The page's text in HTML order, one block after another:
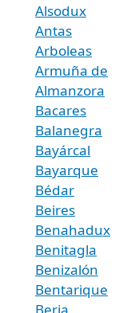
Alsodux
Antas
Arboleas
Armuña de
Almanzora
Bacares
Balanegra
Bayárcal
Bayarque
Bédar
Beires
Benahadux
Benitagla
Benizalón
Bentarique
Berja